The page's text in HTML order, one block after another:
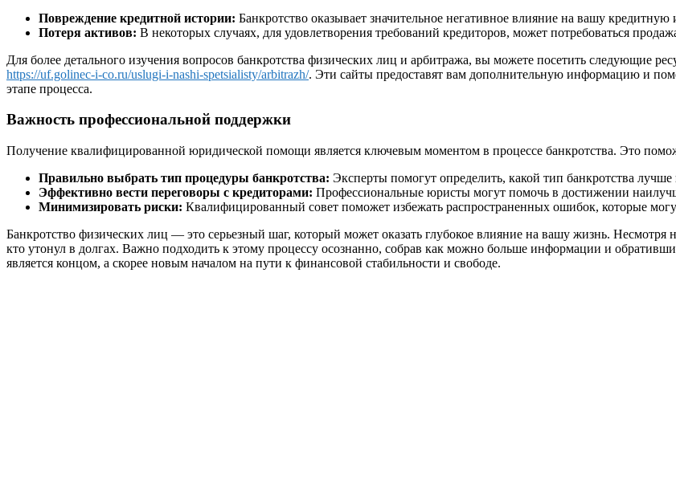
Повреждение кредитной истории: Банкротство оказывает значительное негативное влияние на вашу кредитную
Потеря активов: В некоторых случаях, для удовлетворения требований кредиторов, может потребоваться
Для более детального изучения вопросов банкротства физических лиц и арбитража, вы можете посетить следующие
https://uf.golinec-i-co.ru/uslugi-i-nashi-spetsialisty/arbitrazh/. Эти сайты предоставят вам дополнительную информацию и
этапе процесса.
Важность профессиональной поддержки
Получение квалифицированной юридической помощи является ключевым моментом в процессе банкротства. Это
Правильно выбрать тип процедуры банкротства: Эксперты помогут определить, какой тип банкротства
Эффективно вести переговоры с кредиторами: Профессиональные юристы могут помочь в достижении
Минимизировать риски: Квалифицированный совет поможет избежать распространенных ошибок, которые
Банкротство физических лиц — это серьезный шаг, который может оказать глубокое влияние на вашу жизнь. Несмотря
кто утонул в долгах. Важно подходить к этому процессу осознанно, собрав как можно больше информации и
является концом, а скорее новым началом на пути к финансовой стабильности и свободе.